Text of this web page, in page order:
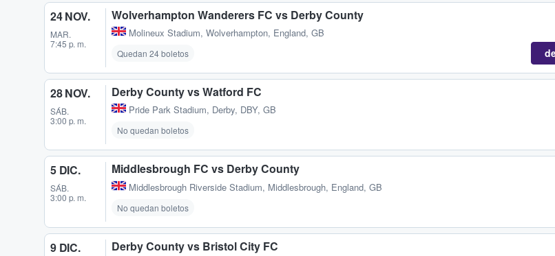
24 NOV.
MAR.
7:45 p. m.
Wolverhampton Wanderers FC vs Derby County
Molineux Stadium, Wolverhampton, England, GB
Quedan 24 boletos
28 NOV.
SÁB.
3:00 p. m.
Derby County vs Watford FC
Pride Park Stadium, Derby, DBY, GB
No quedan boletos
5 DIC.
SÁB.
3:00 p. m.
Middlesbrough FC vs Derby County
Middlesbrough Riverside Stadium, Middlesbrough, England, GB
No quedan boletos
9 DIC. Derby County vs Bristol City FC